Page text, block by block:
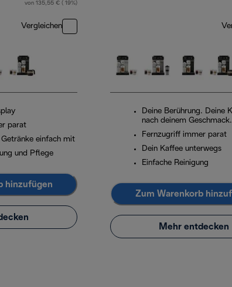
von 135,55 € ( 19%)
Vergleichen
parat
Getränke einfach mit
und Pflege
hinzufügen
Deine Berührung. Deine
nach deinem Geschmack.
Fernzugriff immer parat
Dein Kaffee unterwegs
Einfache Reinigung
Zum Warenkorb
Mehr entdecken